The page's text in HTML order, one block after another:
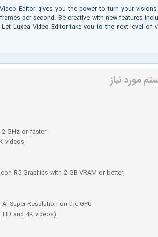
Editor gives you the power to turn your
per second. Be creative with new features
Luxea Video Editor take you to the next level of
مورد نیاز
GHz or faster
videos
R5 Graphics with 2 GB VRAM or better
Super-Resolution on the GPU
and 4K videos)